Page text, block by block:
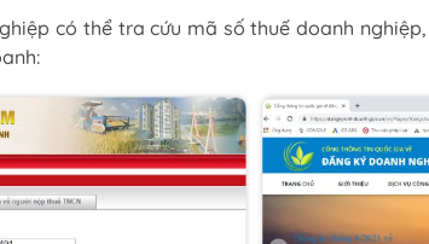
có thể tra cứu mã số thuế doanh